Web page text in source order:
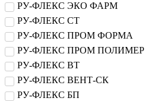
РУ-ФЛЕКС ЭКО ФАРМ
РУ-ФЛЕКС СТ
РУ-ФЛЕКС ПРОМ ФОРМА
РУ-ФЛЕКС ПРОМ ПОЛИМЕР
РУ-ФЛЕКС ВТ
РУ-ФЛЕКС ВЕНТ-СК
РУ-ФЛЕКС БП